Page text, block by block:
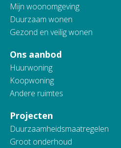
Mijn woonomgeving
Duurzaam wonen
Gezond en veilig wonen
Ons aanbod
Huurwoning
Koopwoning
Andere ruimtes
Projecten
Duurzaamheidsmaatregelen
Groot onderhoud